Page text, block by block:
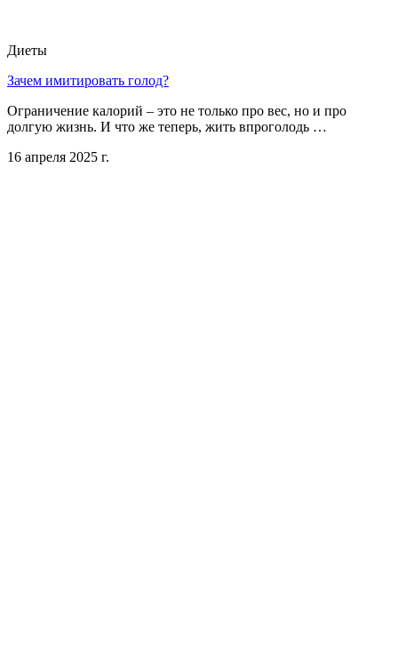
Диеты
Зачем имитировать голод?
Ограничение калорий – это не только про вес, но и про
долгую жизнь. И что же теперь, жить впроголодь …
16 апреля 2025 г.